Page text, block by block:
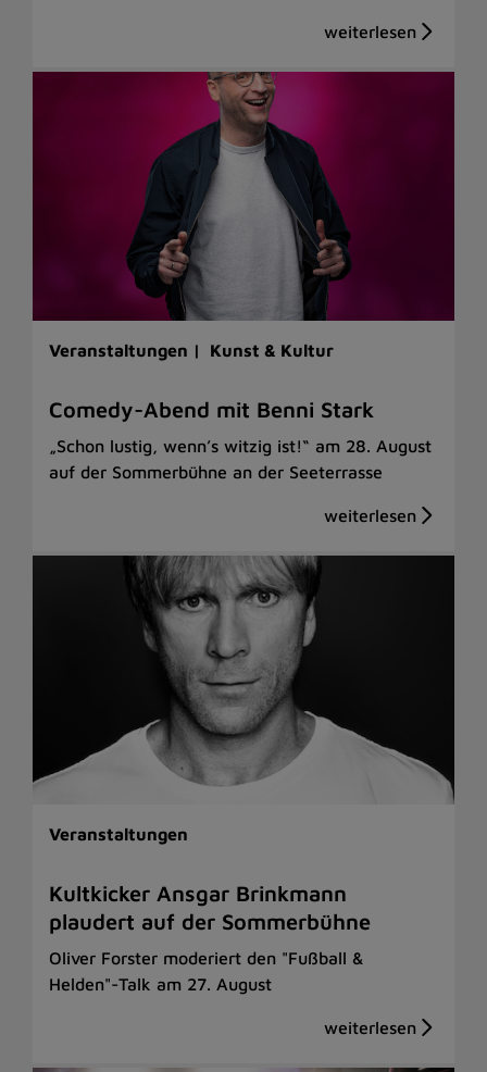
Veranstaltungen | Kunst & Kultur
Comedy-Abend mit Benni Stark
„Schon lustig, wenn’s witzig ist!“ am 28. August
auf der Sommerbühne an der Seeterrasse
Veranstaltungen
Kultkicker Ansgar Brinkmann
plaudert auf der Sommerbühne
Oliver Forster moderiert den "Fußball &
Helden"-Talk am 27. August